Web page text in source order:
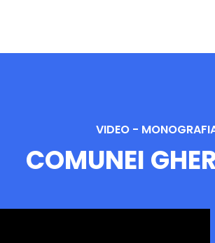
VIDEO -
COMUNEI